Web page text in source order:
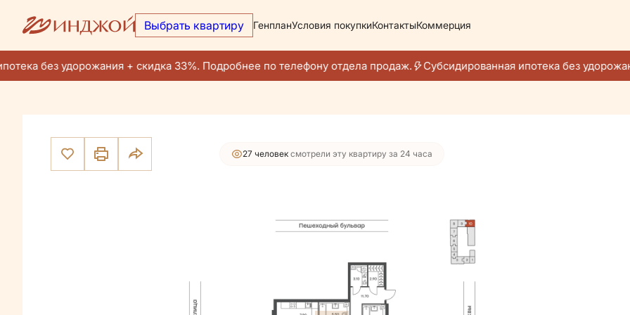
Выбрать квартиру ГенпланУсловия покупкиКонтактыКоммерция
без удорожания + скидка 33%. Подробнее по телефону отдела продаж. Субсидированная ипотека без
2-комнатная78.2 м2
36 667 720 руб.Ипотекаот 220 897 руб./мес.
27 человек смотрели эту квартиру за 24 часа